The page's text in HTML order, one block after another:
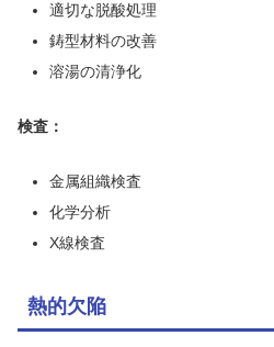
適切な脱酸処理
鋳型材料の改善
溶湯の清浄化
検査：
金属組織検査
化学分析
X線検査
熱的欠陥